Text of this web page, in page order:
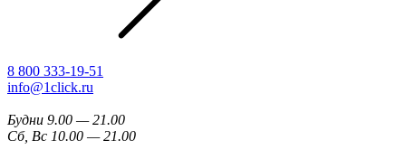
8 800 333-19-51
info@1click.ru
Будни 9.00 — 21.00
Сб, Вс 10.00 — 21.00